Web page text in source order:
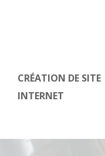
CRÉATION DE SITE
INTERNET